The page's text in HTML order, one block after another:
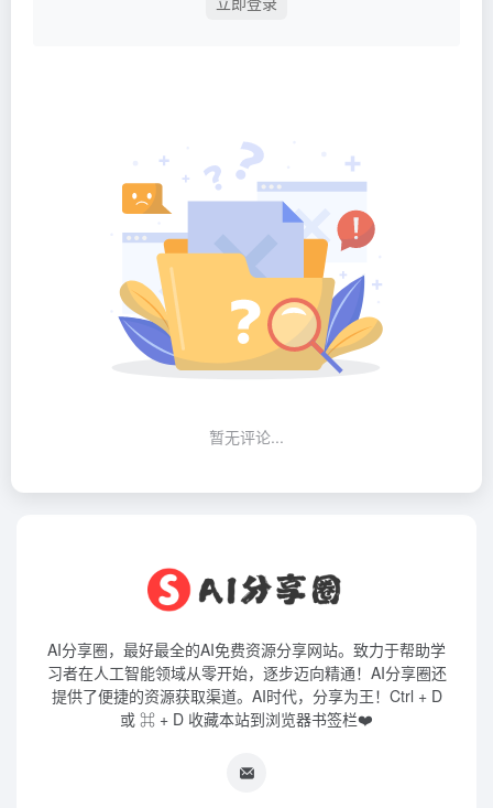
暂无评论...
AI分享圈，最好最全的AI免费资源分享网站。致力于帮助学
习者在人工智能领域从零开始，逐步迈向精通！AI分享圈还
提供了便捷的资源获取渠道。AI时代，分享为王！Ctrl + D
或 ⌘ + D 收藏本站到浏览器书签栏❤️